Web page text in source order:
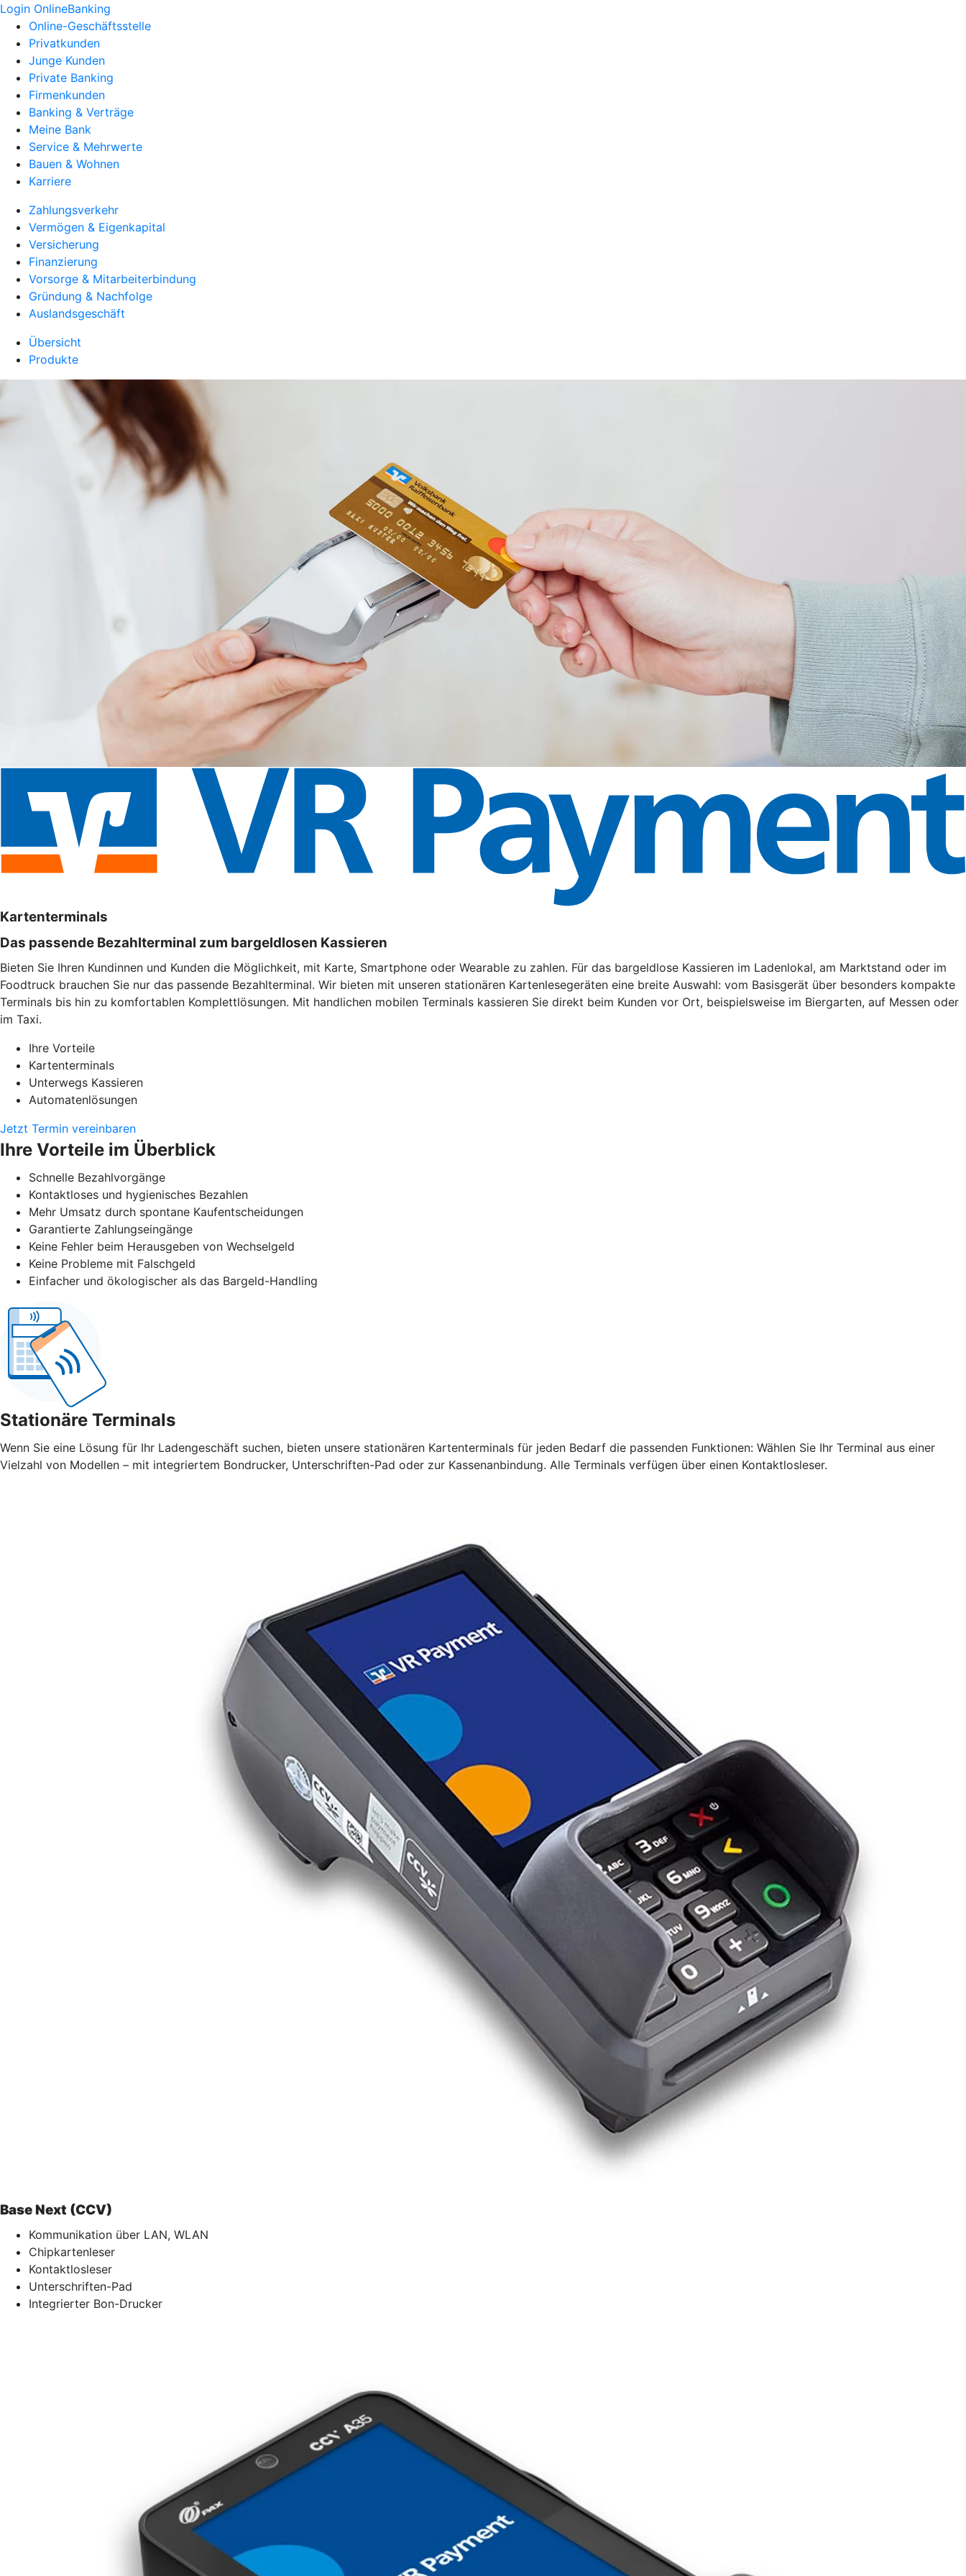
Login OnlineBanking
Online-Geschäftsstelle
Privatkunden
Junge Kunden
Private Banking
Firmenkunden
Banking & Verträge
Meine Bank
Service & Mehrwerte
Bauen & Wohnen
Karriere
Zahlungsverkehr
Vermögen & Eigenkapital
Versicherung
Finanzierung
Vorsorge & Mitarbeiterbindung
Gründung & Nachfolge
Auslandsgeschäft
Übersicht
Produkte
Kartenterminals
Das passende Bezahlterminal zum bargeldlosen Kassieren
Bieten Sie Ihren Kundinnen und Kunden die Möglichkeit, mit Karte, Smartphone oder Wearable zu zahlen. Für das bargeldlose Kassieren im Ladenlokal, am Marktstand oder im
Foodtruck brauchen Sie nur das passende Bezahlterminal. Wir bieten mit unseren stationären Kartenlesegeräten eine breite Auswahl: vom Basisgerät über besonders kompakte
Terminals bis hin zu komfortablen Komplettlösungen. Mit handlichen mobilen Terminals kassieren Sie direkt beim Kunden vor Ort, beispielsweise im Biergarten, auf Messen oder
im Taxi.
Ihre Vorteile
Kartenterminals
Unterwegs Kassieren
Automatenlösungen
Jetzt Termin vereinbaren
Ihre Vorteile im Überblick
Schnelle Bezahlvorgänge
Kontaktloses und hygienisches Bezahlen
Mehr Umsatz durch spontane Kaufentscheidungen
Garantierte Zahlungseingänge
Keine Fehler beim Herausgeben von Wechselgeld
Keine Probleme mit Falschgeld
Einfacher und ökologischer als das Bargeld-Handling
Stationäre Terminals
Wenn Sie eine Lösung für Ihr Ladengeschäft suchen, bieten unsere stationären Kartenterminals für jeden Bedarf die passenden Funktionen: Wählen Sie Ihr Terminal aus einer
Vielzahl von Modellen – mit integriertem Bondrucker, Unterschriften-Pad oder zur Kassenanbindung. Alle Terminals verfügen über einen Kontaktlosleser.
Base Next (CCV)
Kommunikation über LAN, WLAN
Chipkartenleser
Kontaktlosleser
Unterschriften-Pad
Integrierter Bon-Drucker